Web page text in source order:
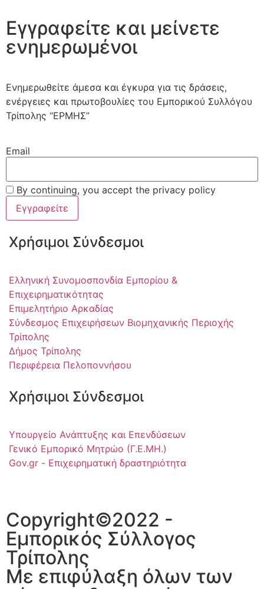
Εγγραφείτε και μείνετε
ενημερωμένοι
Ενημερωθείτε άμεσα και έγκυρα για τις δράσεις,
ενέργειες και πρωτοβουλίες του Εμπορικού Συλλόγου
Τρίπολης “ΕΡΜΗΣ”
Email
By continuing, you accept the privacy policy
Χρήσιμοι Σύνδεσμοι
Ελληνική Συνομοσπονδία Εμπορίου &
Επιχειρηματικότητας
Επιμελητήριο Αρκαδίας
Σύνδεσμος Επιχειρήσεων Βιομηχανικής Περιοχής
Τρίπολης
Δήμος Τρίπολης
Περιφέρεια Πελοποννήσου
Χρήσιμοι Σύνδεσμοι
Υπουργείο Ανάπτυξης και Επενδύσεων
Γενικό Εμπορικό Μητρώο (Γ.Ε.ΜΗ.)
Gov.gr - Επιχειρηματική δραστηριότητα
Copyright©2022 -
Εμπορικός Σύλλογος
Τρίπολης
Με επιφύλαξη όλων των